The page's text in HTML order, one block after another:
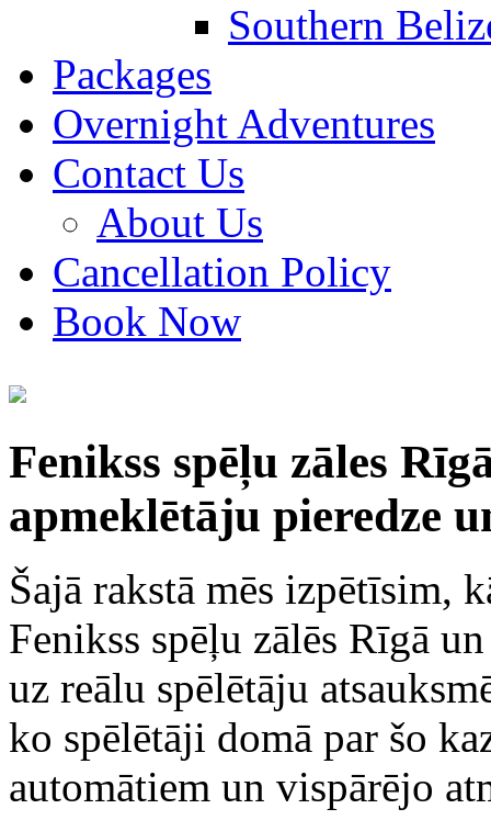
Southern
Packages
Overnight Adventures
Contact Us
About Us
Cancellation Policy
Book Now
Fenikss spēļu zāles
apmeklētāju pieredze
Šajā rakstā mēs izpētīsim,
Fenikss spēļu zālēs Rīgā
uz reālu spēlētāju
ko spēlētāji domā par šo
automātiem un vispārējo